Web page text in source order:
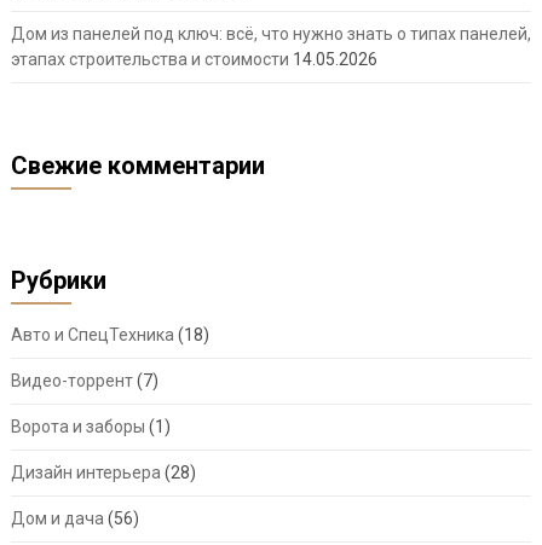
Дом из панелей под ключ: всё, что нужно знать о типах панелей,
этапах строительства и стоимости 14.05.2026
Свежие комментарии
Рубрики
Авто и СпецТехника (18)
Видео-торрент(7)
Ворота и заборы (1)
Дизайн интерьера (28)
Дом и дача (56)